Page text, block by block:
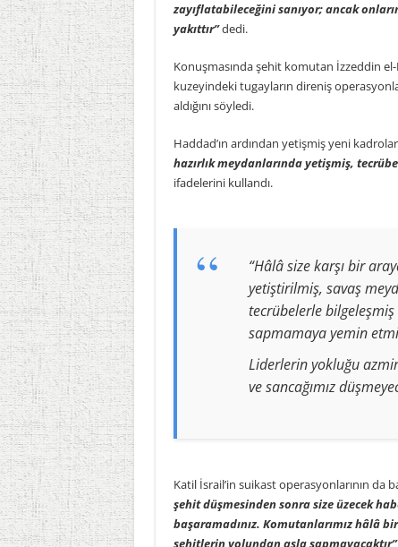
zayıflatabileceğini sanıyor; ancak
yakıttır”dedi.
Konuşmasında şehit komutan İzzeddin el-
kuzeyindeki tugayların direniş
aldığını söyledi.
Haddad’ın ardından yetişmiş yeni
hazırlık meydanlarında yetişmiş,
ifadelerini kullandı.
“Hâlâ size karşı bir
yetiştirilmiş, savaş
tecrübelerle
sapmamaya yemin
Liderlerin yokluğu
ve sancağımız
Katil İsrail’in suikast operasyonlarının da
şehit düşmesinden sonra size üzecek
başaramadınız. Komutanlarımız hâlâ
şehitlerin yolundan asla sapmayacaktır”